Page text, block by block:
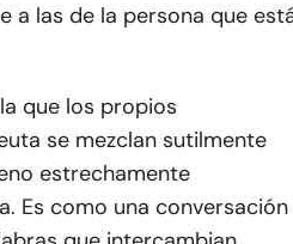
a las de la persona que
que los propios
se mezclan sutilmente
estrechamente
Es como una conversación